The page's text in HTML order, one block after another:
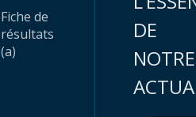
Fiche de
résultats
(a)
DE
NOTRE